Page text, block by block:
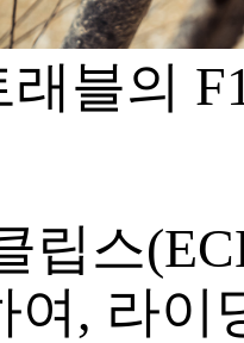
래블의
립스
여, 라이